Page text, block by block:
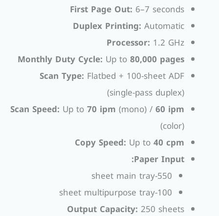
First Page Out: 6–7 seconds
Duplex Printing: Automatic
Processor: 1.2 GHz
Monthly Duty Cycle: Up to80,000 pages
Scan Type: Flatbed + 100-sheet ADF
(single-pass duplex)
Scan Speed: Up to70 ipm (mono) /60 ipm
(color)
Copy Speed: Up to40 cpm
Paper Input:
550-sheet main tray
100-sheet multipurpose tray
Output Capacity: 250 sheets